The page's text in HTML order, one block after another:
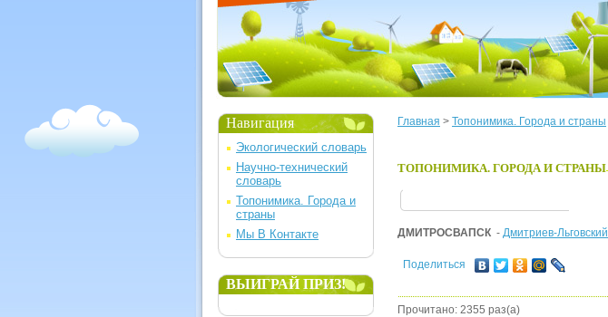
Главная > Топонимика. Города и страны
ТОПОНИМИКА. ГОРОДА И СТРАНЫ
ДМИТРОСВАПСК - Дмитриев-Льговский
Поделиться
Прочитано: 2355 раз(а)
Навигация
Экологический словарь
Научно-технический
словарь
Топонимика. Города и
страны
Мы В Контакте
ВЫИГРАЙ ПРИЗ!